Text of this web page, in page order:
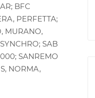
BFC
PERFETTA;
MURANO,
SAB
SANREMO
NORMA,